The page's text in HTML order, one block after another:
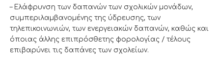
– Ελάφρυνση των δαπανών των σχολικών μονάδων,
συμπεριλαμβανομένης της ύδρευσης, των
τηλεπικοινωνιών, των ενεργειακών δαπανών, καθώς και
όποιας άλλης επιπρόσθετης φορολογίας / τέλους
επιβαρύνει τις δαπάνες των σχολείων.